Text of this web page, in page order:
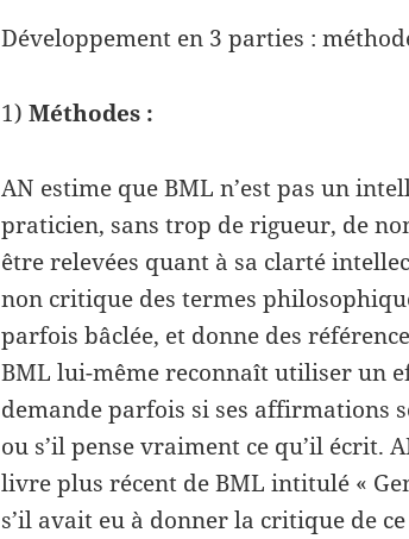
Développement en 3 parties :
1)Méthodes :
AN estime que BML n’est pas un
praticien, sans trop de rigueur, de
être relevées quant à sa clarté
non critique des termes
parfois bâclée, et donne des
BML lui-même reconnaît utiliser un
demande parfois si ses affirmations
ou s’il pense vraiment ce qu’il écrit.
livre plus récent de BML intitulé «
s’il avait eu à donner la critique de